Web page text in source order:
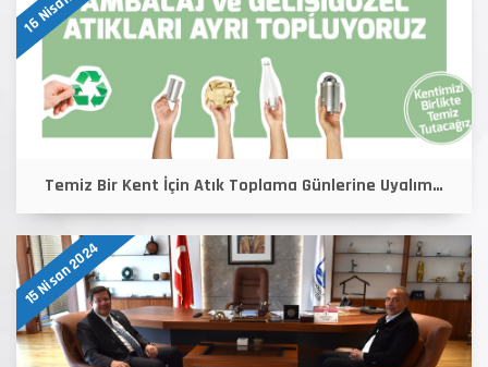
Temiz Bir Kent İçin Atık Toplama Günlerine Uyalım…
15 Nisan 2024